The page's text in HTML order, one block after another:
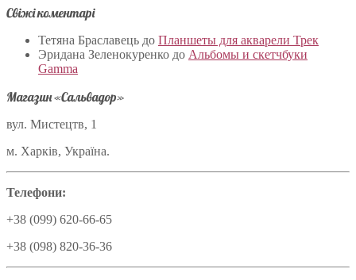
Свіжі коментарі
Тетяна Браславець до Планшеты для акварели Трек
Эридана Зеленокуренко до Альбомы и скетчбуки
Gamma
Магазин «Сальвадор»
вул. Мистецтв, 1
м. Харків, Україна.
Телефони:
+38 (099) 620-66-65
+38 (098) 820-36-36